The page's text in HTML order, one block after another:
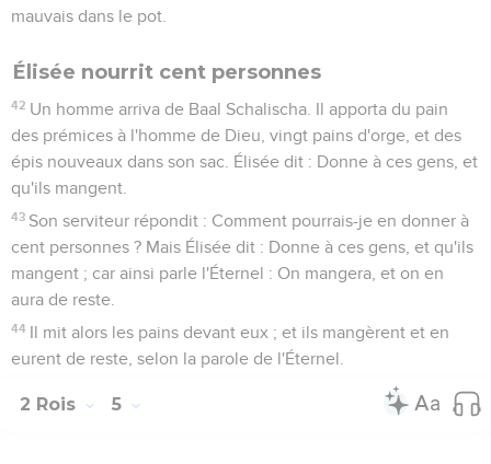
mauvais dans le pot.
Élisée nourrit cent personnes
42 Un homme arriva de Baal Schalischa. Il apporta du pain
des prémices à l'homme de Dieu, vingt pains d'orge, et des
épis nouveaux dans son sac. Élisée dit : Donne à ces gens, et
qu'ils mangent.
43 Son serviteur répondit : Comment pourrais-je en donner à
cent personnes ? Mais Élisée dit : Donne à ces gens, et qu'ils
mangent ; car ainsi parle l'Éternel : On mangera, et on en
aura de reste.
44 Il mit alors les pains devant eux ; et ils mangèrent et en
eurent de reste, selon la parole de l'Éternel.
2 Rois 5